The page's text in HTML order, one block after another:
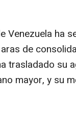
Venezuela ha
de
trasladado su
mayor, y su